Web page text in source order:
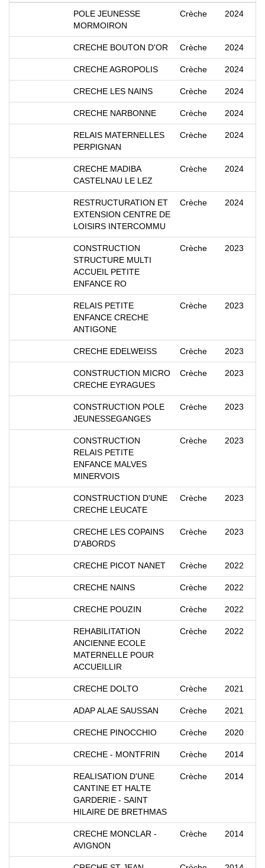
POLE JEUNESSE
MORMOIRON
Crèche 2024
CRECHE BOUTON D'OR Crèche 2024
CRECHE AGROPOLIS Crèche 2024
CRECHE LES NAINS Crèche 2024
CRECHE NARBONNE Crèche 2024
RELAIS MATERNELLES
PERPIGNAN
Crèche 2024
CRECHE MADIBA
CASTELNAU LE LEZ
Crèche 2024
RESTRUCTURATION ET
EXTENSION CENTRE DE
LOISIRS INTERCOMMU
Crèche 2024
CONSTRUCTION
STRUCTURE MULTI
ACCUEIL PETITE
ENFANCE RO
Crèche 2023
RELAIS PETITE
ENFANCE CRECHE
ANTIGONE
Crèche 2023
CRECHE EDELWEISS Crèche 2023
CONSTRUCTION MICRO
CRECHE EYRAGUES
Crèche 2023
CONSTRUCTION POLE
JEUNESSEGANGES
Crèche 2023
CONSTRUCTION
RELAIS PETITE
ENFANCE MALVES
MINERVOIS
Crèche 2023
CONSTRUCTION D'UNE
CRECHE LEUCATE
Crèche 2023
CRECHE LES COPAINS
D'ABORDS
Crèche 2023
CRECHE PICOT NANET Crèche 2022
CRECHE NAINS Crèche 2022
CRECHE POUZIN Crèche 2022
REHABILITATION
ANCIENNE ECOLE
MATERNELLE POUR
ACCUEILLIR
Crèche 2022
CRECHE DOLTO Crèche 2021
ADAP ALAE SAUSSAN Crèche 2021
CRECHE PINOCCHIO Crèche 2020
CRECHE - MONTFRIN Crèche 2014
REALISATION D'UNE
CANTINE ET HALTE
GARDERIE - SAINT
HILAIRE DE BRETHMAS
Crèche 2014
CRECHE MONCLAR -
AVIGNON
Crèche 2014